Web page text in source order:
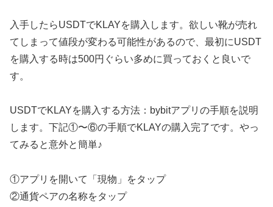
入手したらUSDTでKLAYを購入します。欲しい靴が売れ
てしまって値段が変わる可能性があるので、最初にUSDT
を購入する時は500円ぐらい多めに買っておくと良いで
す。
USDTでKLAYを購入する方法：bybitアプリの手順を説明
します。下記①〜⑥の手順でKLAYの購入完了です。やっ
てみると意外と簡単♪
①アプリを開いて「現物」をタップ
②通貨ペアの名称をタップ